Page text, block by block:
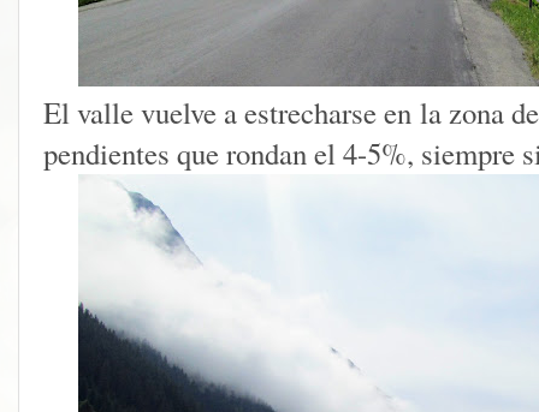
El valle vuelve a estrecharse en la zona
pendientes que rondan el 4-5%, siempre